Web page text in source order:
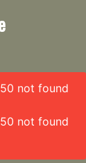
not found
not found